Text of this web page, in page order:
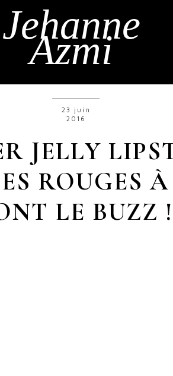
Jehanne
Azmi
23 juin
2016
JELLY
ROUGES
LE BUZZ !